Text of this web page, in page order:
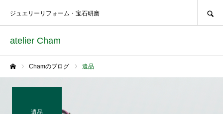
atelier Cham
ジュエリーリフォーム・宝石研磨
Chamのブログ 遺品
遺品